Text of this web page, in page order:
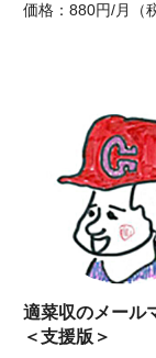
価格：880円/月（
適菜収のメール
＜支援版＞